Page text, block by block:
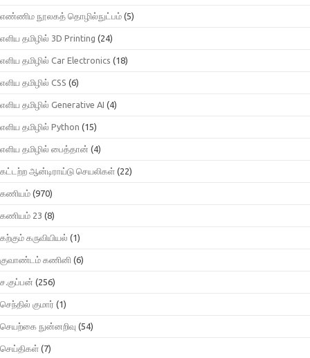
எண்ணிம நூலகத் தொழில்நுட்பம் (5)
எளிய தமிழில் 3D Printing (24)
எளிய தமிழில் Car Electronics (18)
எளிய தமிழில் CSS (6)
எளிய தமிழில் Generative AI (4)
எளிய தமிழில் Python (15)
எளிய தமிழில் பைத்தான் (4)
கட்டற்ற ஆன்டிராய்டு செயலிகள் (22)
கணியம் (970)
கணியம் 23 (8)
கற்கும் கருவியியல் (1)
குவாண்டம் கணினி (6)
ச.குப்பன் (256)
செந்தில் குமார் (1)
செயற்கை நுன்னறிவு (54)
செய்திகள் (7)